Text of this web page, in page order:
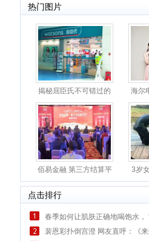
热门图片
揭秘屈臣氏不可错过的
卸妆
海尔
佰易金融 第三方结算平
台
3岁
点击排行
春季如何让肌肤正确地喝饱水，
瓶”轻
裴恩彩扑倒宫澄 网友直呼：《